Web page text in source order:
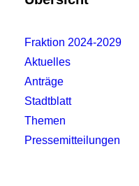
Fraktion 2024-2029
Aktuelles
Anträge
Stadtblatt
Themen
Pressemitteilungen